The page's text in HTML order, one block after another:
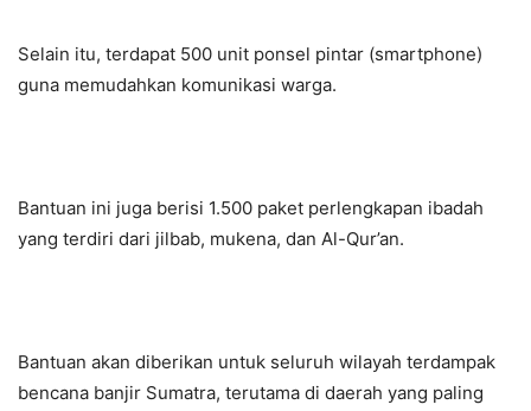
Selain itu, terdapat 500 unit ponsel pintar (smartphone)
guna memudahkan komunikasi warga.
Bantuan ini juga berisi 1.500 paket perlengkapan ibadah
yang terdiri dari jilbab, mukena, dan Al-Qur’an.
Bantuan akan diberikan untuk seluruh wilayah terdampak
bencana banjir Sumatra, terutama di daerah yang paling